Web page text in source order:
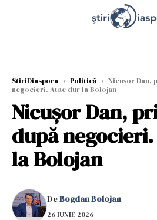
StiriDiaspora › Politică › Nicușor Dan,
negocieri. Atac dur la Bolojan
Nicușor Dan,
după
la Bolojan
DeBogdan Bolojan
26 IUNIE 2026